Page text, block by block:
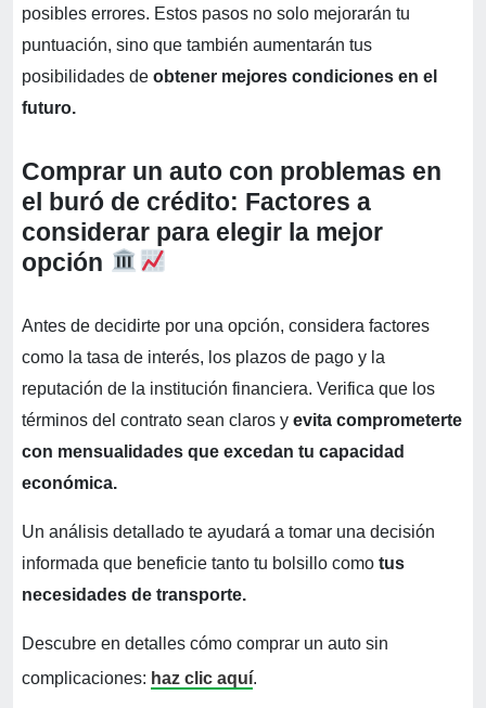
posibles errores. Estos pasos no solo mejorarán tu
puntuación, sino que también aumentarán tus
posibilidades de obtener mejores condiciones en el
futuro.
Comprar un auto con problemas en
el buró de crédito: Factores a
considerar para elegir la mejor
opción
Antes de decidirte por una opción, considera factores
como la tasa de interés, los plazos de pago y la
reputación de la institución financiera. Verifica que los
términos del contrato sean claros y evita comprometerte
con mensualidades que excedan tu capacidad
económica.
Un análisis detallado te ayudará a tomar una decisión
informada que beneficie tanto tu bolsillo como tus
necesidades de transporte.
Descubre en detalles cómo comprar un auto sin
complicaciones: haz clic aquí.